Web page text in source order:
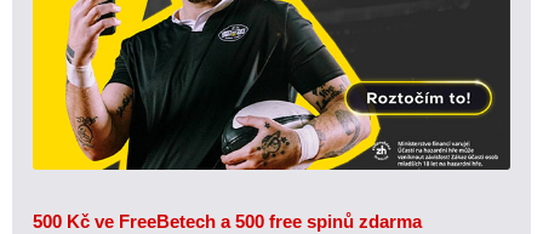
500 Kč ve FreeBetech a 500 free spinů zdarma